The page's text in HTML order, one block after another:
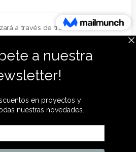
a través de transferencia bancaria
Política de privacidad